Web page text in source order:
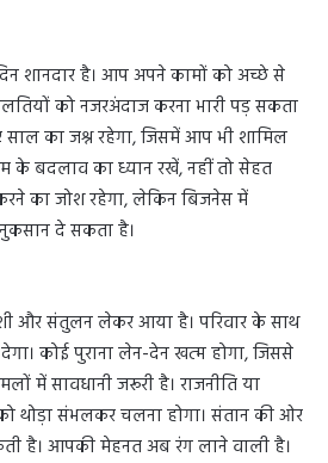
शानदार है। आप अपने कामों को अच्छे से
को नजरअंदाज करना भारी पड़ सकता
का जश्न रहेगा, जिसमें आप भी शामिल
के बदलाव का ध्यान रखें, नहीं तो सेहत
का जोश रहेगा, लेकिन बिजनेस में
दे सकता है।
और संतुलन लेकर आया है। परिवार के साथ
कोई पुराना लेन-देन खत्म होगा, जिससे
में सावधानी जरूरी है। राजनीति या
थोड़ा संभलकर चलना होगा। संतान की ओर
है। आपकी मेहनत अब रंग लाने वाली है।